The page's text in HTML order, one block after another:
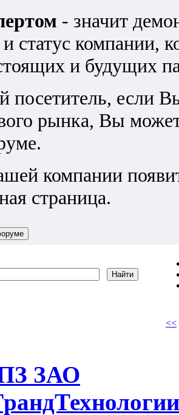
- значит
статус компании,
и будущих
посетитель, если
рынка, Вы
компании
страница.
<<
ЗАО